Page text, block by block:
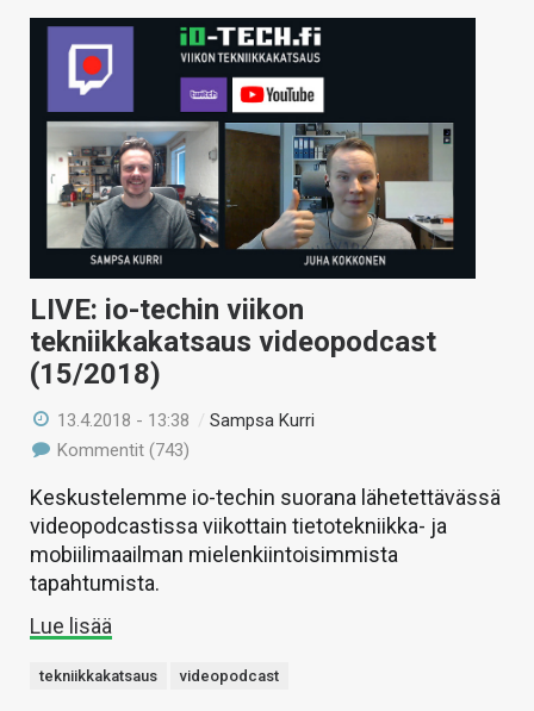
LIVE: io-techin viikon
tekniikkakatsaus videopodcast
(15/2018)
13.4.2018 - 13:38 /Sampsa Kurri
Kommentit (743)
Keskustelemme io-techin suorana lähetettävässä
videopodcastissa viikottain tietotekniikka- ja
mobiilimaailman mielenkiintoisimmista
tapahtumista.
Lue lisää
tekniikkakatsaus videopodcast